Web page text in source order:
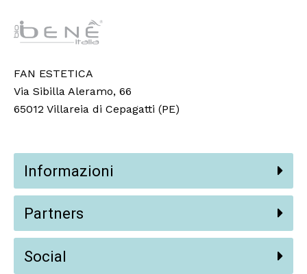
FAN ESTETICA
Via Sibilla Aleramo, 66
65012 Villareia di Cepagatti (PE)
Informazioni
Partners
Social